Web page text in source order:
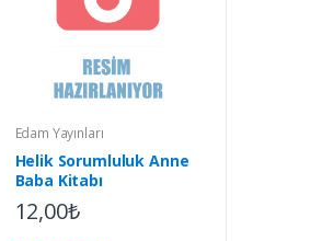
Edam Yayınları
Helik Sorumluluk Anne
Baba Kitabı
12,00₺